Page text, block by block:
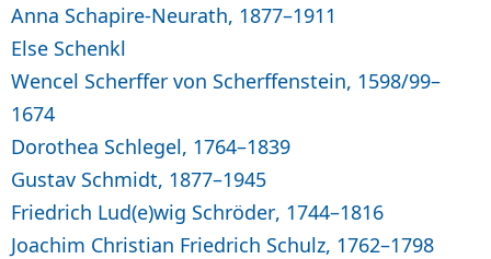
Anna Schapire-Neurath, 1877–1911
Else Schenkl
Wencel Scherffer von Scherffenstein, 1598/99–
1674
Dorothea Schlegel, 1764–1839
Gustav Schmidt, 1877–1945
Friedrich Lud(e)wig Schröder, 1744–1816
Joachim Christian Friedrich Schulz, 1762–1798